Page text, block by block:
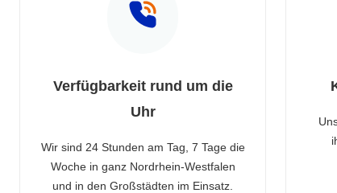
Verfügbarkeit rund um die
Uhr
Wir sind 24 Stunden am Tag, 7 Tage die
Woche in ganz Nordrhein-Westfalen
und in den Großstädten im Einsatz.